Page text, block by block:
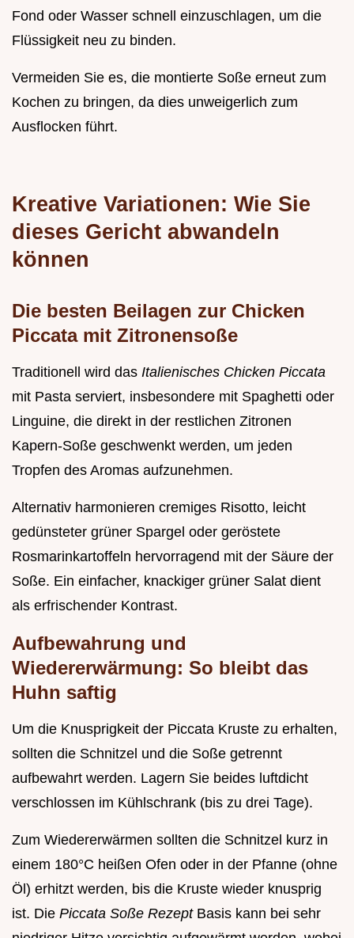
Fond oder Wasser schnell einzuschlagen, um die
Flüssigkeit neu zu binden.
Vermeiden Sie es, die montierte Soße erneut zum
Kochen zu bringen, da dies unweigerlich zum
Ausflocken führt.
Kreative Variationen: Wie Sie
dieses Gericht abwandeln
können
Die besten Beilagen zur Chicken
Piccata mit Zitronensoße
Traditionell wird das Italienisches Chicken Piccata
mit Pasta serviert, insbesondere mit Spaghetti oder
Linguine, die direkt in der restlichen Zitronen
Kapern-Soße geschwenkt werden, um jeden
Tropfen des Aromas aufzunehmen.
Alternativ harmonieren cremiges Risotto, leicht
gedünsteter grüner Spargel oder geröstete
Rosmarinkartoffeln hervorragend mit der Säure der
Soße. Ein einfacher, knackiger grüner Salat dient
als erfrischender Kontrast.
Aufbewahrung und
Wiedererwärmung: So bleibt das
Huhn saftig
Um die Knusprigkeit der Piccata Kruste zu erhalten,
sollten die Schnitzel und die Soße getrennt
aufbewahrt werden. Lagern Sie beides luftdicht
verschlossen im Kühlschrank (bis zu drei Tage).
Zum Wiedererwärmen sollten die Schnitzel kurz in
einem 180°C heißen Ofen oder in der Pfanne (ohne
Öl) erhitzt werden, bis die Kruste wieder knusprig
ist. Die Piccata Soße Rezept Basis kann bei sehr